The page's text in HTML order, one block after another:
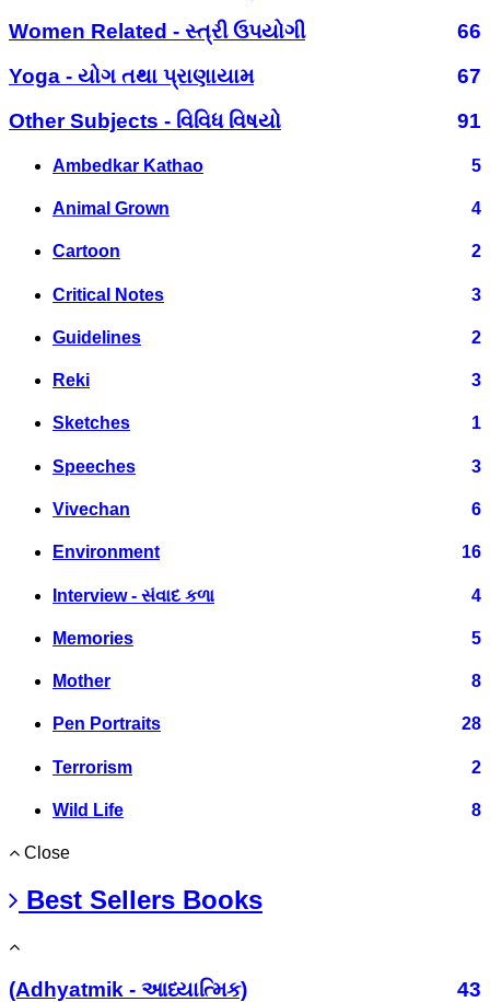
Women Related - સ્ત્રી ઉપયોગી
66
Yoga - યોગ તથા પ્રાણાયામ
67
Other Subjects - વિવિધ વિષયો
91
Ambedkar Kathao 5
Animal Grown 4
Cartoon 2
Critical Notes 3
Guidelines 2
Reki 3
Sketches 1
Speeches 3
Vivechan 6
Environment 16
Interview - સંવાદ કળા 4
Memories 5
Mother 8
Pen Portraits 28
Terrorism 2
Wild Life 8
Close
Best Sellers Books
(Adhyatmik - આધ્યાત્મિક)
43